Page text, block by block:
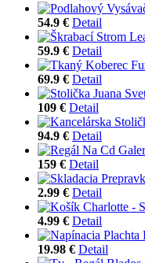
54.9 € Detail
59.9 € Detail
69.9 € Detail
109 € Detail
94.9 € Detail
159 € Detail
2.99 € Detail
4.99 € Detail
19.98 € Detail